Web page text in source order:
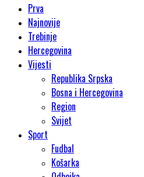
Prva
Najnovije
Trebinje
Hercegovina
Vijesti
Republika Srpska
Bosna i Hercegovina
Region
Svijet
Sport
Fudbal
Košarka